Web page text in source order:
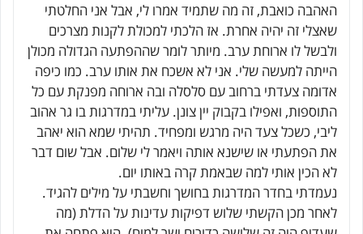
האהבה כואבת, זה מה שתמיד אמרו לי, אבל אני החלטתי
שאצלי זה יהיה אחרת. אז הלכתי למכולת לקנות מצרכים
ולבשל לו ארוחת ערב. מיותר לומר שההפתעה הגדולה מכולן
הייתה למעשה שלי. אני לא אשכח את אותו ערב. כמו כיפה
אדומה צעדתי ברחוב עם סלסלה ובה ארוחה מפנקת עם כל
התוספות, ואפילו בקבוק יין צונן. עליתי במדרגות בו גר אהוב
ליבי, כשכל צעד היה מרגש ומפחיד. תהיתי שמא הוא יאהב
את הפתעתי או שישנא אותה ויאמר לי שלום. אבל שום דבר
לא הכין אותי למה שבאמת קרה באותו יום.
נעמדתי בחדר המדרגות בחושך וחשבתי על מילים להגיד.
לאחר מכן הקשתי שלוש דפיקות עדינות על הדלת (מה